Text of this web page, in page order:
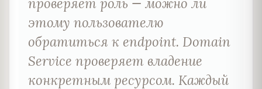
этому пользователю
обратиться к endpoint. Domain
Service проверяет владение
конкретным ресурсом. Каждый